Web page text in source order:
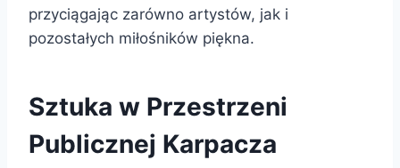
przyciągając zarówno artystów, jak i
pozostałych miłośników piękna.
Sztuka w Przestrzeni
Publicznej Karpacza